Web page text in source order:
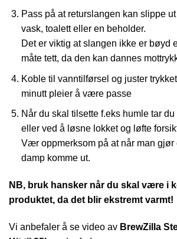
Pass på at returslangen kan slippe
vask, toalett eller en beholder.
Det er viktig at slangen ikke er bøyd
måte tett, da den kan dannes
Koble til vanntilførsel og juster
minutt pleier å være passe
Når du skal tilsette f.eks humle tar
eller ved å løsne lokket og løfte
Vær oppmerksom på at når man gjør
damp komme ut.
NB, bruk hansker når du skal være i
produktet, da det blir ekstremt varmt!
Vi anbefaler å se video av BrewZilla